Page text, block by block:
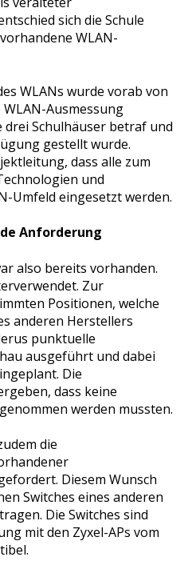
sich die Schule
WLAN-
WLANs wurde vorab von
Ausmessung
Schulhäuser betraf und
gestellt wurde.
dass alle zum
und
Umfeld eingesetzt werden.
Anforderung
also bereits vorhanden.
Zur
Positionen, welche
anderen Herstellers
punktuelle
ausgeführt und dabei
Die
dass keine
werden mussten.
die
Diesem Wunsch
Switches eines anderen
Die Switches sind
mit den Zyxel-APs vom